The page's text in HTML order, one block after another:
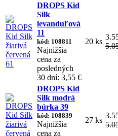
DROPS Kid
Silk
levanduľová
11
kód: 108811
Najnižšia
cena za
posledných
30 dní: 3,55 €
20 ks
DROPS Kid
Silk modrá
búrka 39
kód: 108839
Najnižšia
cena za
27 ks